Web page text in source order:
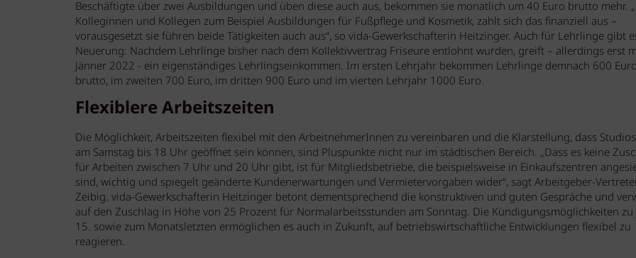
Beschäftigte über zwei Ausbildungen und üben diese auch aus, bekommen sie monatlich um 40 Euro brutto mehr.
Kolleginnen und Kollegen zum Beispiel Ausbildungen für Fußpflege und Kosmetik, zahlt sich das finanziell aus –
vorausgesetzt sie führen beide Tätigkeiten auch aus“, so vida-Gewerkschafterin Heitzinger. Auch für Lehrlinge gibt
Neuerung: Nachdem Lehrlinge bisher nach dem Kollektivvertrag Friseure entlohnt wurden, greift – allerdings erst
Jänner 2022 - ein eigenständiges Lehrlingseinkommen. Im ersten Lehrjahr bekommen Lehrlinge demnach 600 Euro
brutto, im zweiten 700 Euro, im dritten 900 Euro und im vierten Lehrjahr 1000 Euro.
Flexiblere Arbeitszeiten
Die Möglichkeit, Arbeitszeiten flexibel mit den ArbeitnehmerInnen zu vereinbaren und die Klarstellung, dass
am Samstag bis 18 Uhr geöffnet sein können, sind Pluspunkte nicht nur im städtischen Bereich. „Dass es keine
für Arbeiten zwischen 7 Uhr und 20 Uhr gibt, ist für Mitgliedsbetriebe, die beispielsweise in Einkaufszentren
sind, wichtig und spiegelt geänderte Kundenerwartungen und Vermietervorgaben wider“, sagt Arbeitgeber-
Zeibig. vida-Gewerkschafterin Heitzinger betont dementsprechend die konstruktiven und guten Gespräche und
auf den Zuschlag in Höhe von 25 Prozent für Normalarbeitsstunden am Sonntag. Die Kündigungsmöglichkeiten zu
15. sowie zum Monatsletzten ermöglichen es auch in Zukunft, auf betriebswirtschaftliche Entwicklungen flexibel zu
reagieren.